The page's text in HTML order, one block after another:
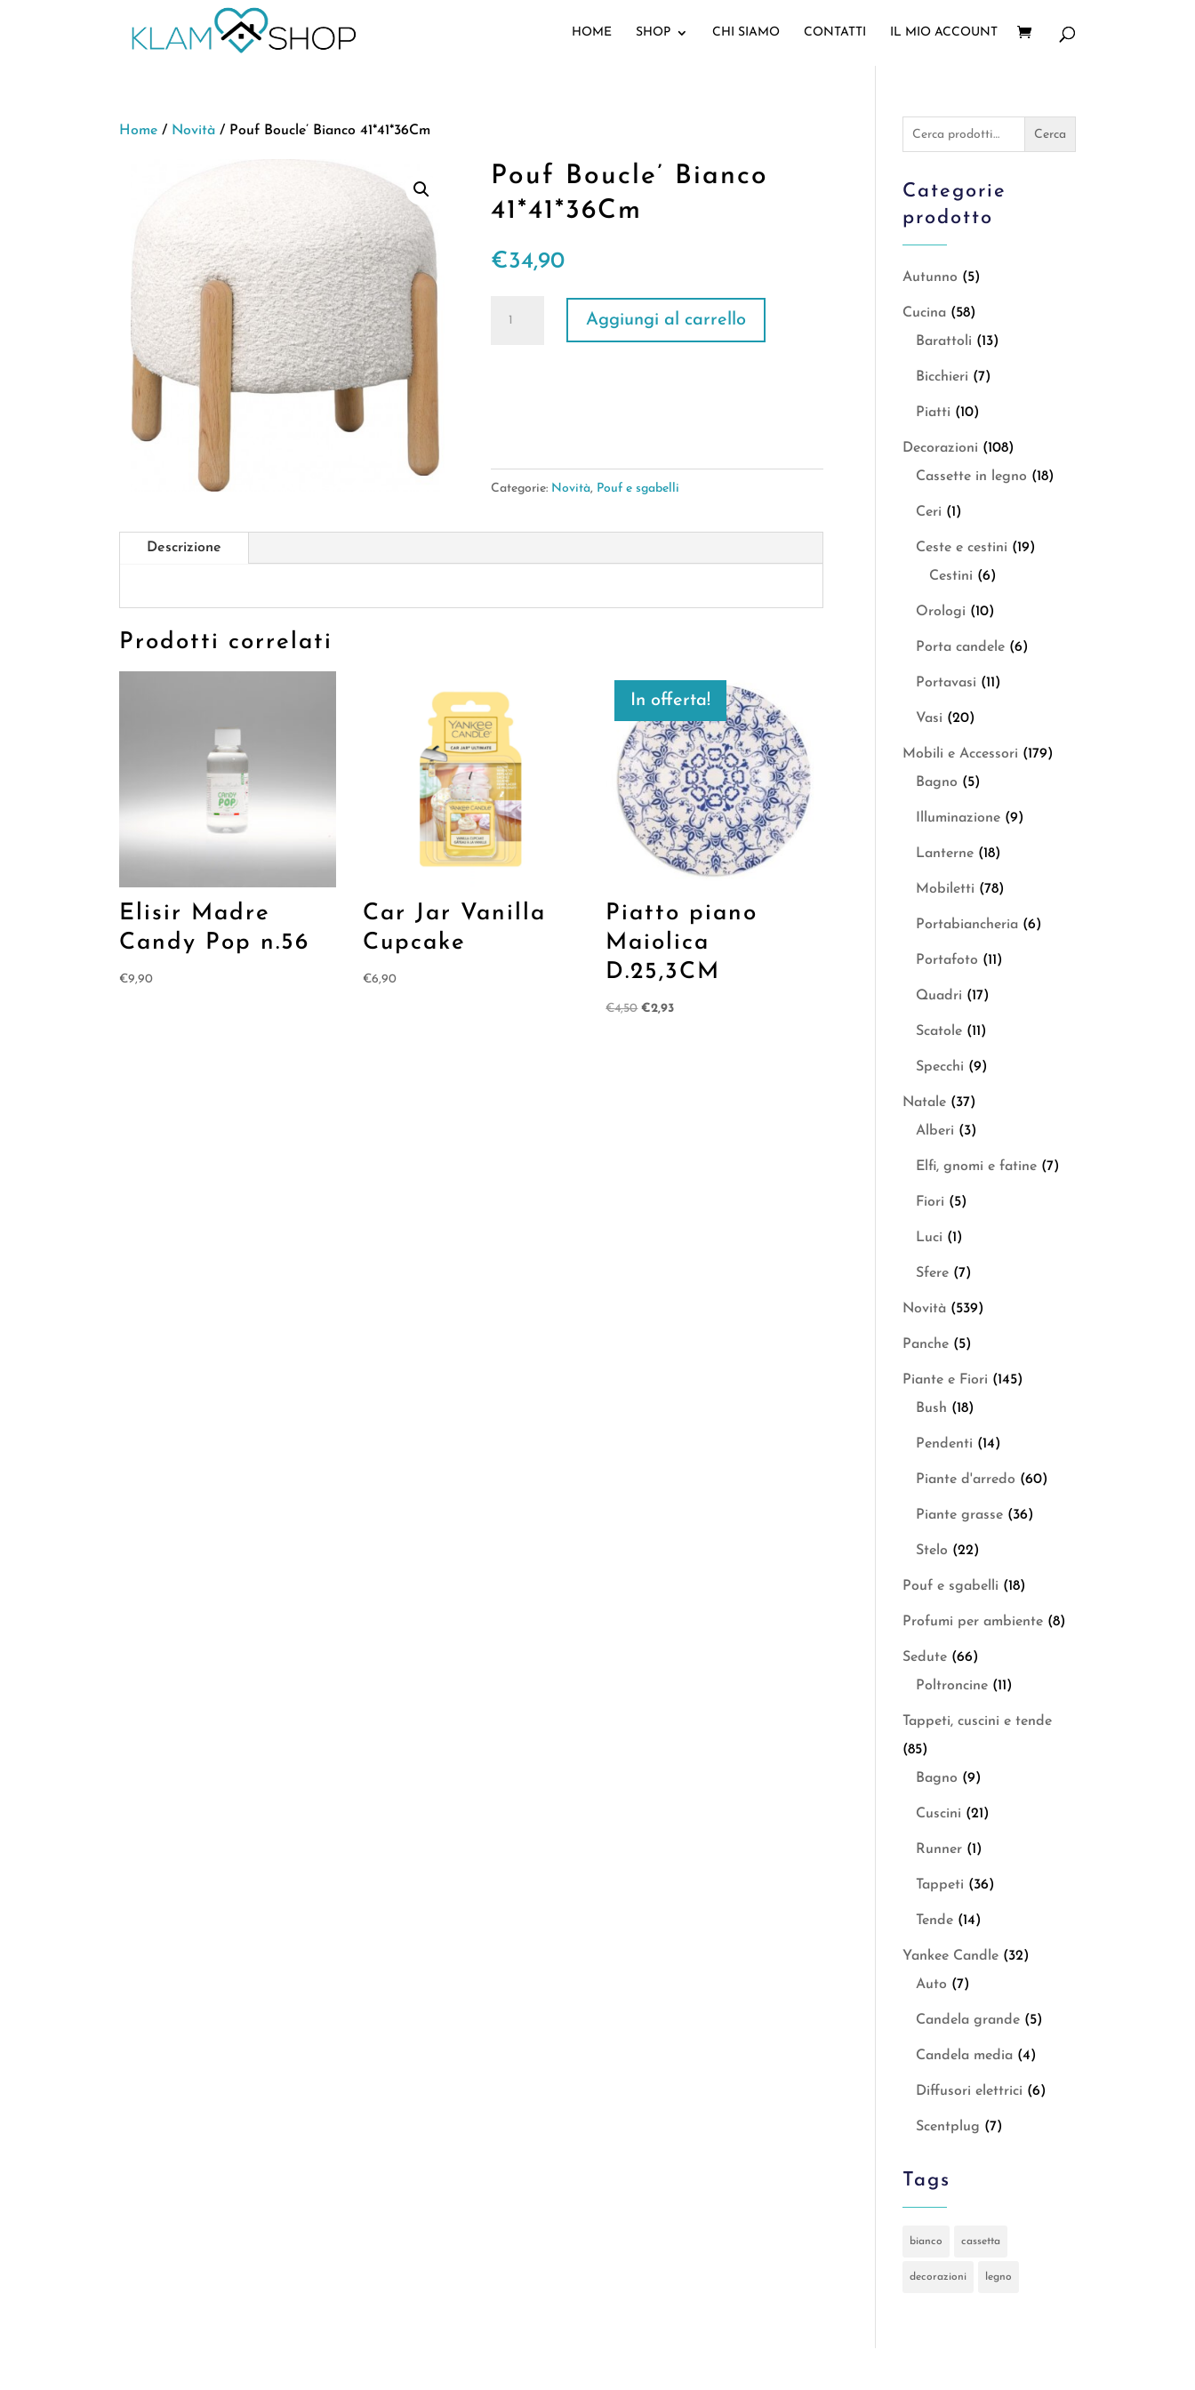
HOME SHOP CHI SIAMO CONTATTI IL MIO ACCOUNT
Home / Novità / Pouf Boucle’ Bianco 41*41*36Cm
Pouf Boucle’ Bianco
41*41*36Cm
€34,90
Aggiungi al carrello
Categorie: Novità, Pouf e sgabelli
Descrizione
Prodotti correlati
Elisir Madre
Candy Pop n.56
€9,90
Car Jar Vanilla
Cupcake
€6,90
In offerta!
Piatto piano
Maiolica
D.25,3CM
€4,50 Il
€2,93Il
Cerca: Cerca
Categorie
prodotto
Autunno (5)
Cucina (58)
Barattoli (13)
Bicchieri (7)
Piatti (10)
Decorazioni (108)
Cassette in legno (18)
Ceri (1)
Ceste e cestini (19)
Cestini (6)
Orologi (10)
Porta candele (6)
Portavasi (11)
Vasi (20)
Mobili e Accessori (179)
Bagno (5)
Illuminazione (9)
Lanterne (18)
Mobiletti (78)
Portabiancheria (6)
Portafoto (11)
Quadri (17)
Scatole (11)
Specchi (9)
Natale (37)
Alberi (3)
Elfi, gnomi e fatine (7)
Fiori (5)
Luci (1)
Sfere (7)
Novità (539)
Panche (5)
Piante e Fiori (145)
Bush (18)
Pendenti (14)
Piante d'arredo (60)
Piante grasse (36)
Stelo (22)
Pouf e sgabelli (18)
Profumi per ambiente (8)
Sedute (66)
Poltroncine (11)
Tappeti, cuscini e tende
(85)
Bagno (9)
Cuscini (21)
Runner (1)
Tappeti (36)
Tende (14)
Yankee Candle (32)
Auto (7)
Candela grande (5)
Candela media (4)
Diffusori elettrici (6)
Scentplug (7)
Tags
bianco cassetta
decorazioni legno